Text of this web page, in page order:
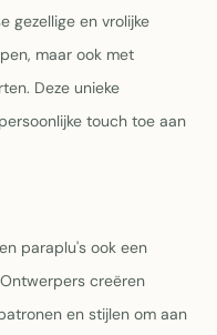
gezellige en vrolijke
maar ook met
Deze unieke
touch toe aan
paraplu's ook een
creëren
en stijlen om aan